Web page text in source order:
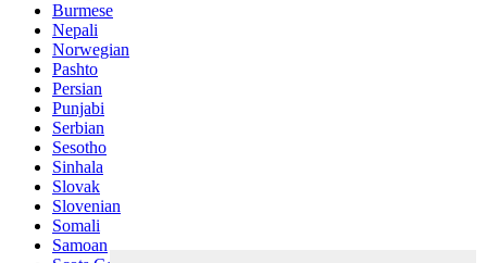
Burmese
Nepali
Norwegian
Pashto
Persian
Punjabi
Serbian
Sesotho
Sinhala
Slovak
Slovenian
Somali
Samoan